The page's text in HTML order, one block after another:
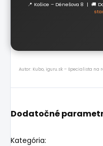
📍 Košice – Dénešova 8 | 🚚
Autor: Kubo, iguru.sk – špecialista na
Dodatočné
Kategória: